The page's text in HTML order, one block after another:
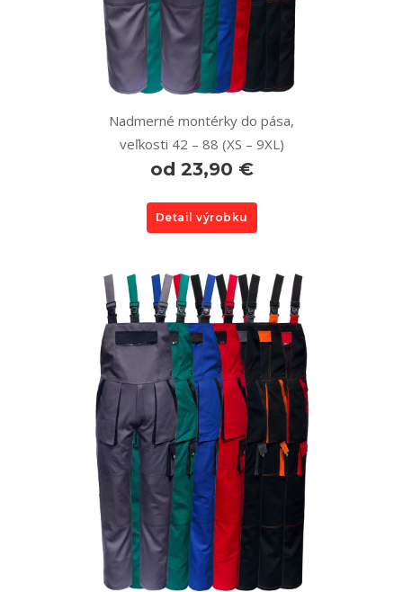
Nadmerné montérky do pása,
veľkosti 42 – 88 (XS – 9XL)
od 23,90 €
Detail výrobku